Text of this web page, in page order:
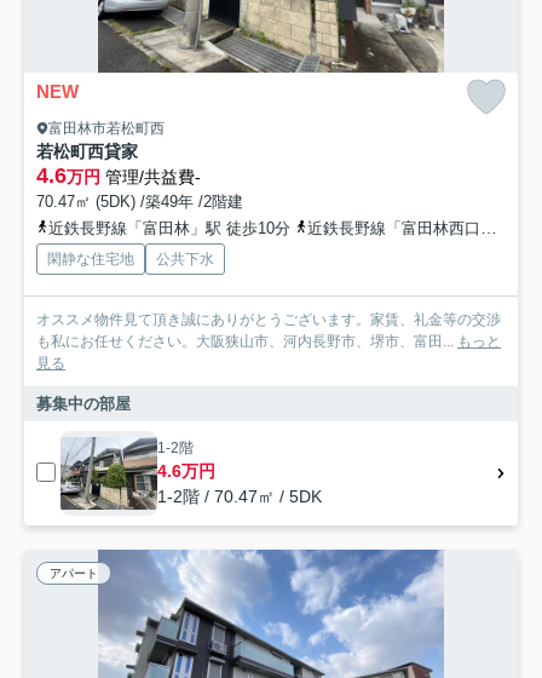
NEW
富田林市若松町西
若松町西貸家
4.6万円 管理/共益費-
70.47㎡ (5DK) /築49年 /2階建
近鉄長野線「富田林」駅 徒歩10分
近鉄長野線「富田林西口」駅 徒歩17分
閑静な住宅地 公共下水
オススメ物件見て頂き誠にありがとうございます。家賃、礼金等の交渉
も私にお任せください。大阪狭山市、河内長野市、堺市、富田...
もっと
見る
募集中の部屋
1-2階
4.6万円
1-2階 / 70.47㎡ / 5DK
アパート